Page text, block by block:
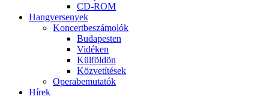
CD-ROM
Hangversenyek
Koncertbeszámolók
Budapesten
Vidéken
Külföldön
Közvetítések
Operabemutatók
Hírek